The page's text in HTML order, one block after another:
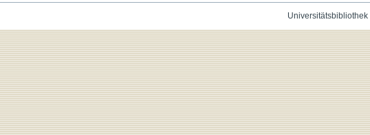
Universitätsbibliothek|